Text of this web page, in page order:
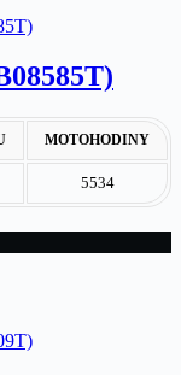
MOTOHODINY
5534